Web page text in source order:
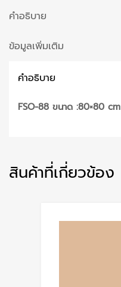
คำอธิบาย
ข้อมูลเพิ่มเติม
คำอธิบาย
FSO-88 ขนาด :80×80 cm
สินค้าที่เกี่ยวข้อง